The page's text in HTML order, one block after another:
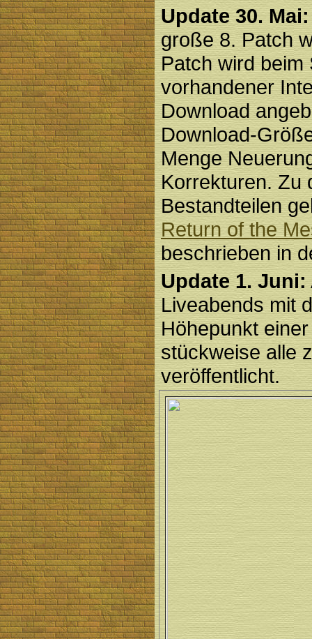
Update 30. Mai:
große 8. Patch
Patch wird beim
vorhandener
Download
Download-
Menge
Korrekturen. Zu
Bestandteilen
Return of the
beschrieben in
Update 1. Juni:
Liveabends mit
Höhepunkt
stückweise alle
veröffentlicht.